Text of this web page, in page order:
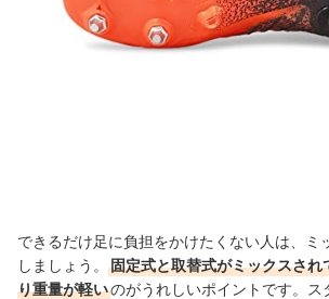
できるだけ足に負担をかけたくない人は、ミ
しましょう。
固定式と取替式がミックスされ
り重量が軽いのがうれしいポイントです。ス